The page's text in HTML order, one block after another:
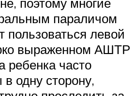
параличом
пользоваться левой
выраженном АШТР
ребенка часто
одну сторону,